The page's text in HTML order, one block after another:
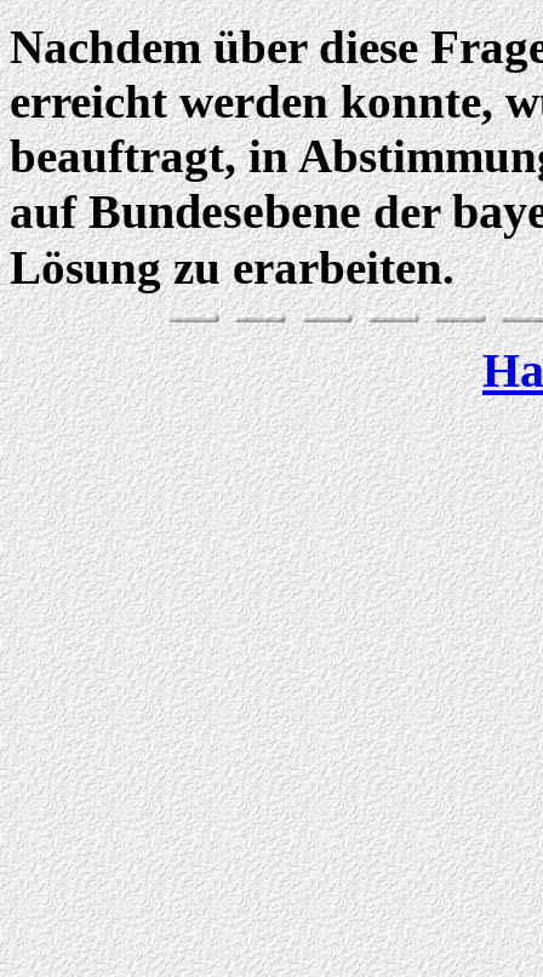
Nachdem über diese
erreicht werden konnte,
beauftragt, in
aufBundesebeneder
Lösung zu erarbeiten.